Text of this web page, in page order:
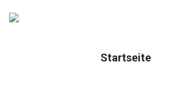
Startseite